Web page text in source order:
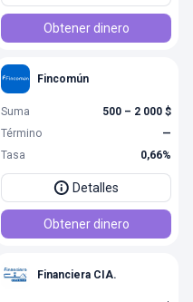
Obtener dinero
Fincomún
Suma
500 – 2 000 $
Término
—
Tasa
0,66%
Detalles
Obtener dinero
Financiera CIA.